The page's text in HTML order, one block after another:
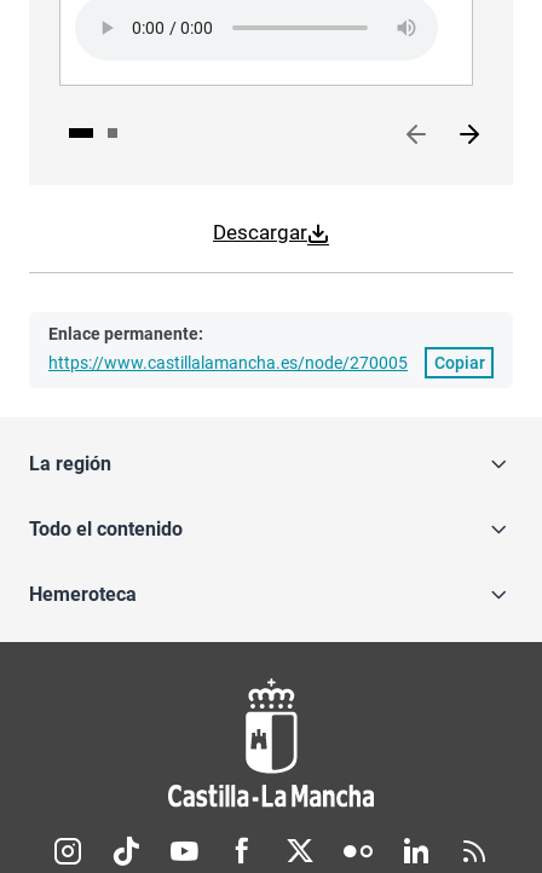
Descargar
Enlace permanente:
https://www.castillalamancha.es/node/270005
Copiar
La región
Todo el contenido
Hemeroteca
Redes sociales JCCM